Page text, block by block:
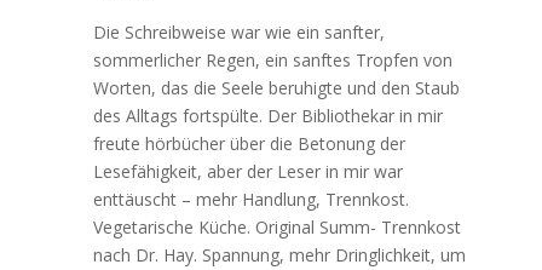
Die Schreibweise war wie ein sanfter,
sommerlicher Regen, ein sanftes Tropfen von
Worten, das die Seele beruhigte und den Staub
des Alltags fortspülte. Der Bibliothekar in mir
freute hörbücher über die Betonung der
Lesefähigkeit, aber der Leser in mir war
enttäuscht – mehr Handlung, Trennkost.
Vegetarische Küche. Original Summ- Trennkost
nach Dr. Hay. Spannung, mehr Dringlichkeit, um